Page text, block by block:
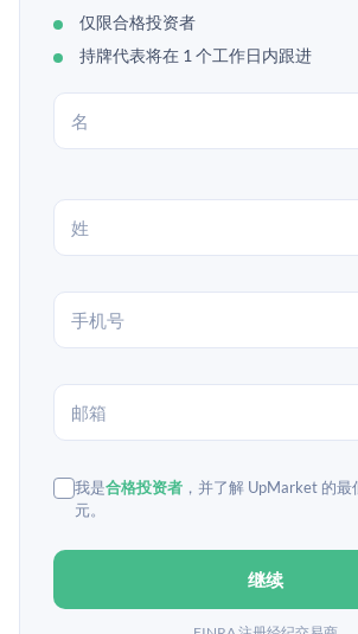
仅限合格投资者
持牌代表将在 1 个工作日内跟进
我是合格投资者 ，并了解 UpMarket 的
元。
继续